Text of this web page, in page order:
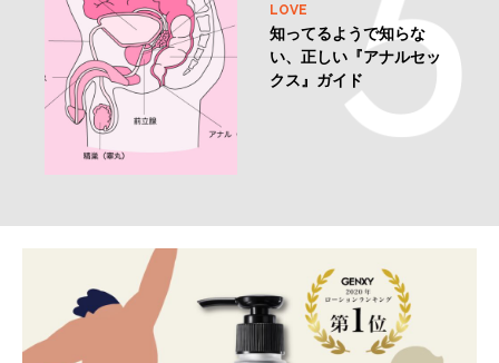
LOVE
知ってるようで知らな
い、正しい『アナルセッ
クス』ガイド